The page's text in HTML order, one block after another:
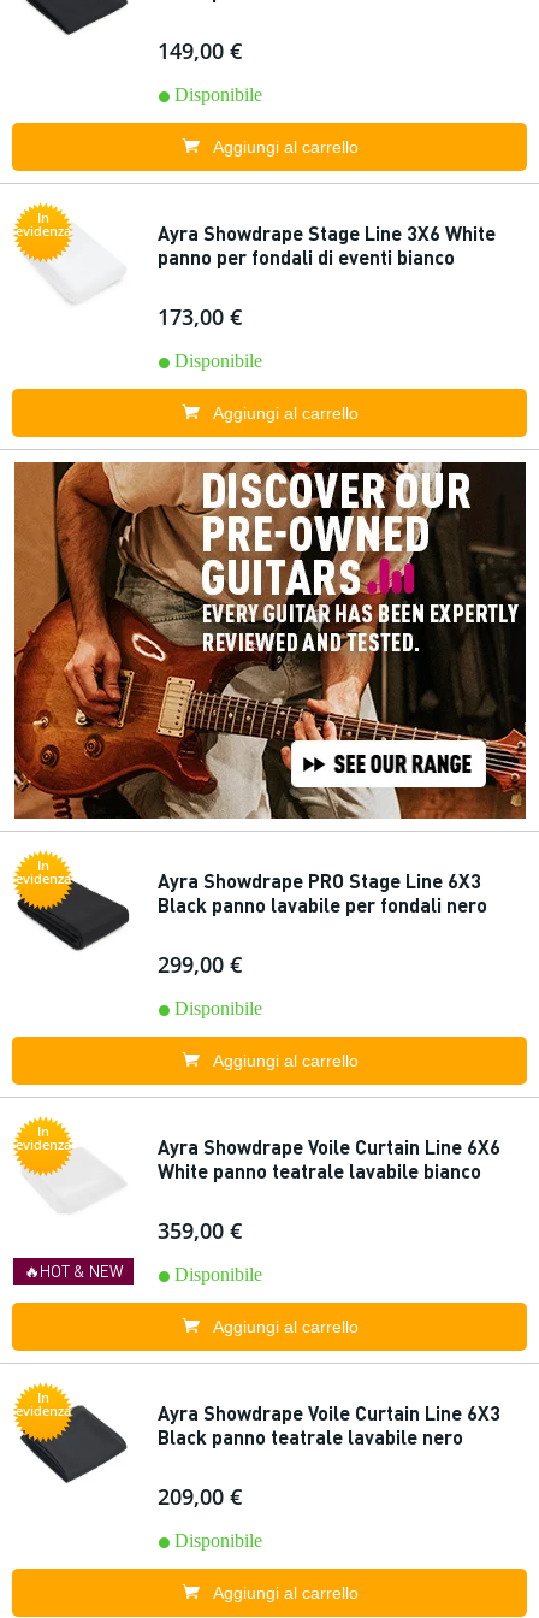
149,00 €
Disponibile
Aggiungi al carrello
In
evidenza
Ayra Showdrape Stage Line 3X6 White
panno per fondali di eventi bianco
173,00 €
Disponibile
Aggiungi al carrello
In
evidenza
Ayra Showdrape PRO Stage Line 6X3
Black panno lavabile per fondali nero
299,00 €
Disponibile
Aggiungi al carrello
In
evidenza
🔥HOT & NEW
Ayra Showdrape Voile Curtain Line 6X6
White panno teatrale lavabile bianco
359,00 €
Disponibile
Aggiungi al carrello
In
evidenza
Ayra Showdrape Voile Curtain Line 6X3
Black panno teatrale lavabile nero
209,00 €
Disponibile
Aggiungi al carrello